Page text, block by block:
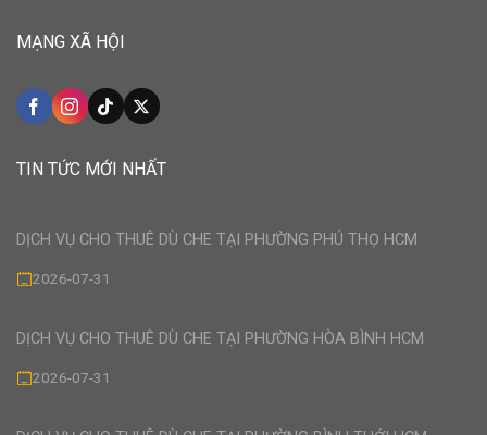
MẠNG XÃ HỘI
TIN TỨC MỚI NHẤT
DỊCH VỤ CHO THUÊ DÙ CHE TẠI PHƯỜNG PHÚ THỌ HCM
2026-07-31
DỊCH VỤ CHO THUÊ DÙ CHE TẠI PHƯỜNG HÒA BÌNH HCM
2026-07-31